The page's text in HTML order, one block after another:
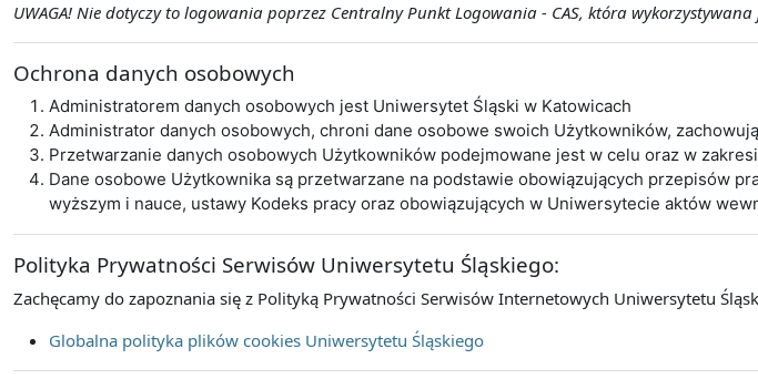
UWAGA! Nie dotyczy to logowania poprzez Centralny Punkt Logowania - CAS, która
Ochrona danych osobowych
Administratorem danych osobowych jest Uniwersytet Śląski w Katowicach
Administrator danych osobowych, chroni dane osobowe swoich Użytkowników,
Przetwarzanie danych osobowych Użytkowników podejmowane jest w celu oraz w
Dane osobowe Użytkownika są przetwarzane na podstawie obowiązujących przepisów
wyższym i nauce, ustawy Kodeks pracy oraz obowiązujących w Uniwersytecie aktów
Polityka Prywatności Serwisów Uniwersytetu Śląskiego:
Zachęcamy do zapoznania się z Polityką Prywatności Serwisów Internetowych Uniwersytetu
Globalna polityka plików cookies Uniwersytetu Śląskiego